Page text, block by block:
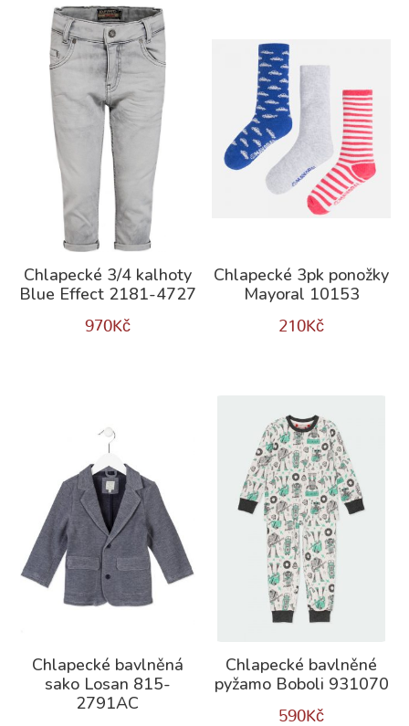
Chlapecké 3/4 kalhoty
Blue Effect 2181-4727
970Kč
Chlapecké 3pk ponožky
Mayoral 10153
210Kč
Chlapecké bavlněná
sako Losan 815-
2791AC
Chlapecké bavlněné
pyžamo Boboli 931070
590Kč